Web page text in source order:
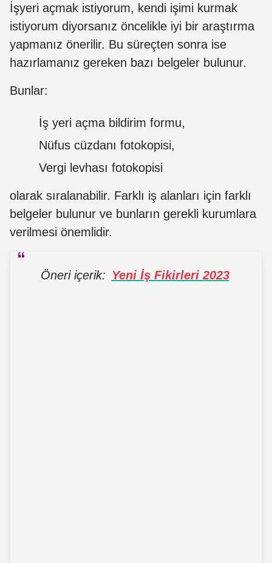
İşyeri açmak istiyorum, kendi işimi kurmak
istiyorum diyorsanız öncelikle iyi bir araştırma
yapmanız önerilir. Bu süreçten sonra ise
hazırlamanız gereken bazı belgeler bulunur.
Bunlar:
İş yeri açma bildirim formu,
Nüfus cüzdanı fotokopisi,
Vergi levhası fotokopisi
olarak sıralanabilir. Farklı iş alanları için farklı
belgeler bulunur ve bunların gerekli kurumlara
verilmesi önemlidir.
Öneri içerik: Yeni İş Fikirleri 2023